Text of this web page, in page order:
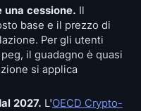
una cessione. Il
base e il prezzo di
Per gli utenti
il guadagno è quasi
si applica
2027. L'OECD Crypto-